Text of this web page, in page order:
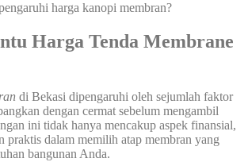
harga kanopi membran?
Harga Tenda Membrane
di Bekasi dipengaruhi oleh sejumlah faktor
dengan cermat sebelum mengambil
ini tidak hanya mencakup aspek finansial,
praktis dalam memilih atap membran yang
bangunan Anda.